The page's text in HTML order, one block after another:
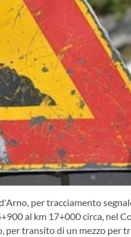
per tracciamento
al km 17+000 circa, nel
per transito di un mezzo per